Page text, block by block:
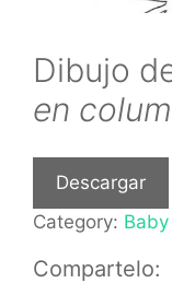
Dibujo
en
Descargar
Category:
Compartelo: